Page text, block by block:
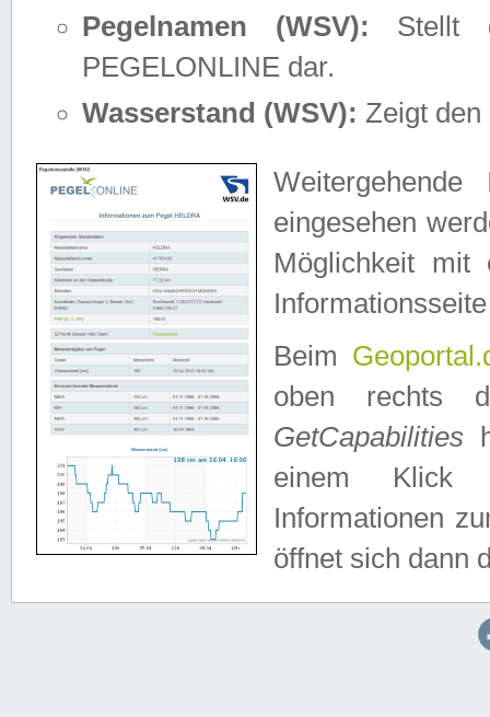
Pegelnamen (WSV): Stellt
PEGELONLINE dar.
Wasserstand (WSV): Zeigt den
eingesehen
Möglichkeit mit
Beim
oben rechts
GetCapabilities
einem Klick
Informationen
öffnet sich dann